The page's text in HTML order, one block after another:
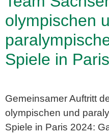
olympischen
Spiele in
Gemeinsamer Auftritt
olympischen und
Spiele in Paris 2024: